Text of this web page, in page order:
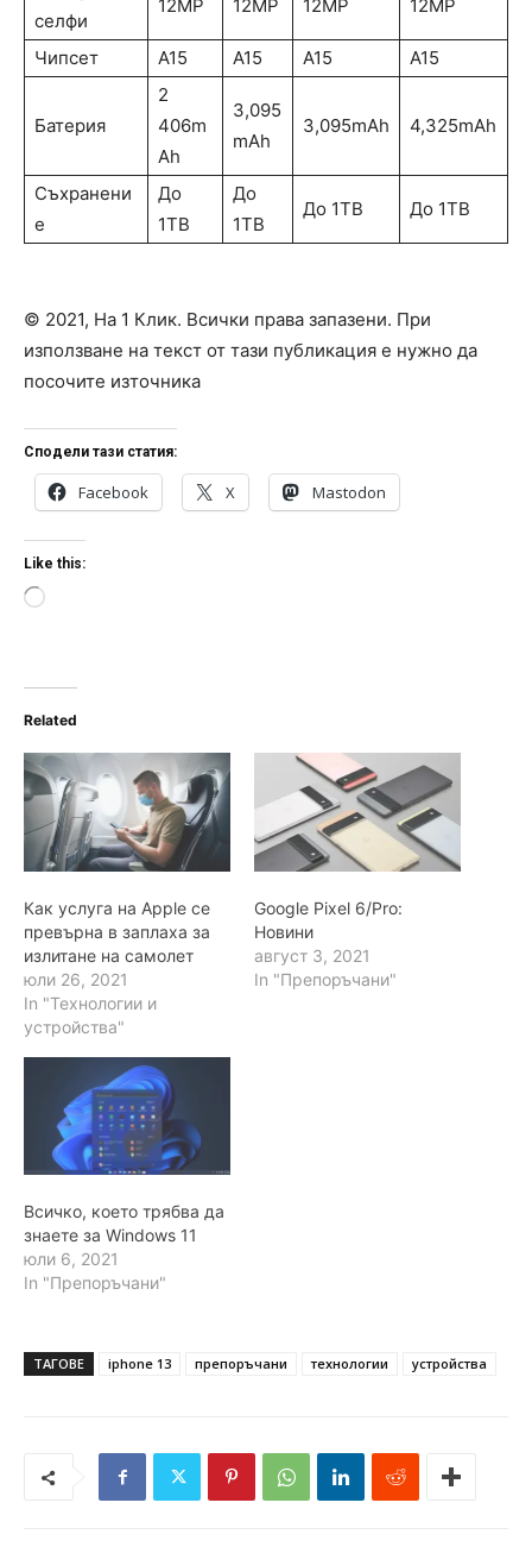
селфи
12MP 12MP 12MP 12MP
Чипсет A15 A15 A15 A15
Батерия
2
406m
Ah
3,095
mAh
3,095mAh 4,325mAh
Съхранени
е
До
1TB
До
1TB
До 1TB До 1TB
© 2021, На 1 Клик. Всички права запазени. При
използване на текст от тази публикация е нужно да
посочите източника
Сподели тази статия:
Facebook X Mastodon
Like this:
L
i
n
…
Related
Как услуга на Apple се
превърна в заплаха за
излитане на самолет
юли 26, 2021
In "Технологии и
устройства"
Google Pixel 6/Pro:
Новини
август 3, 2021
In "Препоръчани"
Всичко, което трябва да
знаете за Windows 11
юли 6, 2021
In "Препоръчани"
ТАГОВЕ iphone 13 препоръчани технологии устройства